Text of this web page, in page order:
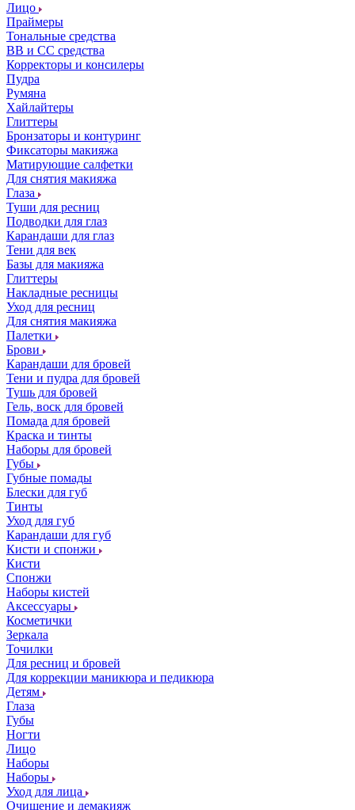
Лицо
Праймеры
Тональные средства
ВВ и СС средства
Корректоры и консилеры
Пудра
Румяна
Хайлайтеры
Глиттеры
Бронзаторы и контуринг
Фиксаторы макияжа
Матирующие салфетки
Для снятия макияжа
Глаза
Туши для ресниц
Подводки для глаз
Карандаши для глаз
Тени для век
Базы для макияжа
Глиттеры
Накладные ресницы
Уход для ресниц
Для снятия макияжа
Палетки
Брови
Карандаши для бровей
Тени и пудра для бровей
Тушь для бровей
Гель, воск для бровей
Помада для бровей
Краска и тинты
Наборы для бровей
Губы
Губные помады
Блески для губ
Тинты
Уход для губ
Карандаши для губ
Кисти и спонжи
Кисти
Спонжи
Наборы кистей
Аксессуары
Косметички
Зеркала
Точилки
Для ресниц и бровей
Для коррекции маникюра и педикюра
Детям
Глаза
Губы
Ногти
Лицо
Наборы
Наборы
Уход для лица
Очищение и демакияж